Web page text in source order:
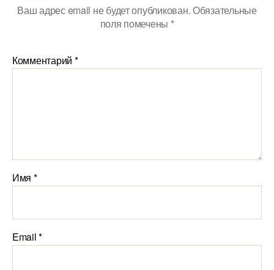
Ваш адрес email не будет опубликован.Обязательные
поля помечены *
Комментарий *
Имя *
Email*